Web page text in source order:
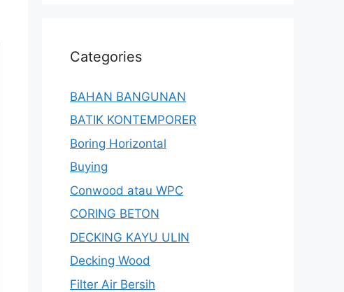
Categories
BAHAN BANGUNAN
BATIK KONTEMPORER
Boring Horizontal
Buying
Conwood atau WPC
CORING BETON
DECKING KAYU ULIN
Decking Wood
Filter Air Bersih